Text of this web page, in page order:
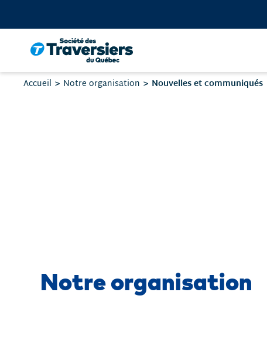
contenu
Vous
Accueil Notre organisation Nouvelles et communiqués
Notre organisation